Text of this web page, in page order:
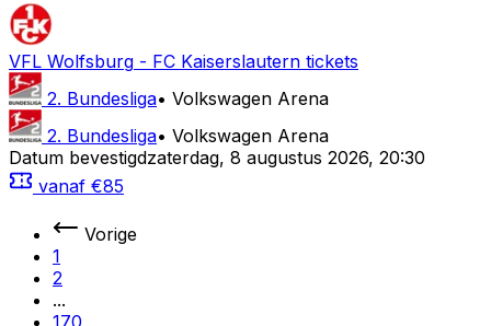
VFL Wolfsburg - FC Kaiserslautern tickets
2. Bundesliga• Volkswagen Arena
2. Bundesliga• Volkswagen Arena
Datum bevestigdzaterdag, 8 augustus 2026, 20:30
vanaf €85
Vorige
1
2
...